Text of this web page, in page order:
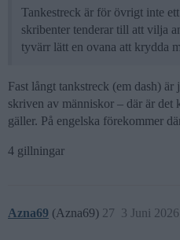
Tankestreck är för övrigt inte
skribenter tenderar till att vilja
tyvärr lätt en ovana att krydda
Fast långt tankstreck (em dash) är
skriven av människor – där är det
gäller. På engelska förekommer
4 gillningar
Azna69 (Azna69) 3 Juni
27